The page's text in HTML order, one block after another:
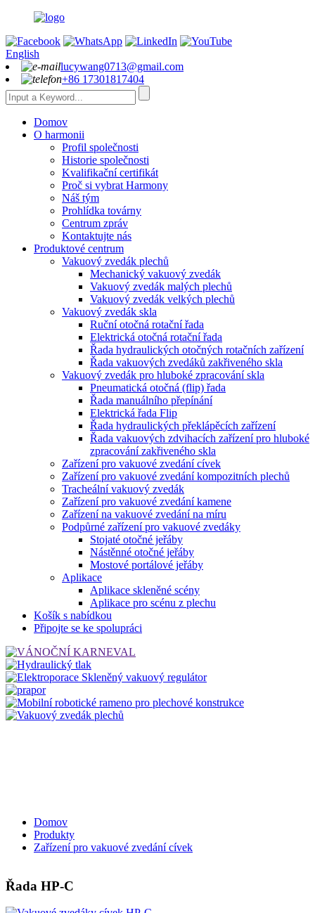
English
lucywang0713@gmail.com
+86 17301817404
Domov
O harmonii
Profil společnosti
Historie společnosti
Kvalifikační certifikát
Proč si vybrat Harmony
Náš tým
Prohlídka továrny
Centrum zpráv
Kontaktujte nás
Produktové centrum
Vakuový zvedák plechů
Mechanický vakuový zvedák
Vakuový zvedák malých plechů
Vakuový zvedák velkých plechů
Vakuový zvedák skla
Ruční otočná rotační řada
Elektrická otočná rotační řada
Řada hydraulických otočných rotačních zařízení
Řada vakuových zvedáků zakřiveného skla
Vakuový zvedák pro hluboké zpracování skla
Pneumatická otočná (flip) řada
Řada manuálního přepínání
Elektrická řada Flip
Řada hydraulických překlápěcích zařízení
Řada vakuových zdvihacích zařízení pro hluboké
zpracování zakřiveného skla
Zařízení pro vakuové zvedání cívek
Zařízení pro vakuové zvedání kompozitních plechů
Tracheální vakuový zvedák
Zařízení pro vakuové zvedání kamene
Zařízení na vakuové zvedání na míru
Podpůrné zařízení pro vakuové zvedáky
Stojaté otočné jeřáby
Nástěnné otočné jeřáby
Mostové portálové jeřáby
Aplikace
Aplikace skleněné scény
Aplikace pro scénu z plechu
Košík s nabídkou
Připojte se ke spolupráci
Domov
Produkty
Zařízení pro vakuové zvedání cívek
Řada HP-C